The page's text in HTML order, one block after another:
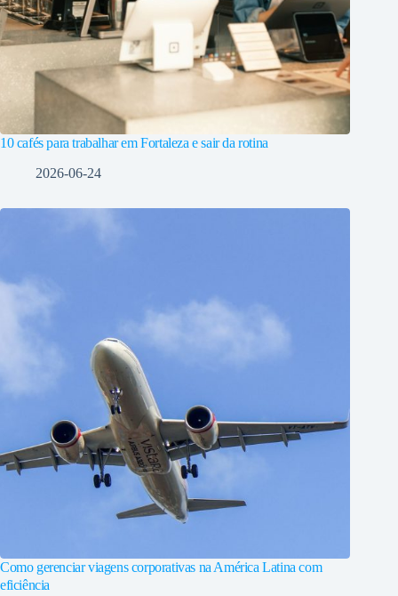
10 cafés para trabalhar em Fortaleza e sair da rotina
2026-06-24
Como gerenciar viagens corporativas na América Latina com
eficiência